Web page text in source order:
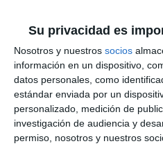
Su privacidad es
Nosotros y nuestros socios
información en un dispositivo,
datos personales, como
estándar enviada por un
personalizado, medición de
investigación de audiencia y
permiso, nosotros y nuestros